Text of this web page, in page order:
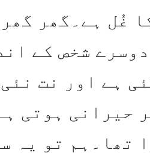
غُل ہے۔گھر
شخص کے
ہے اور نت
حیرانی ہوتی
تھا۔ہم تو یہ